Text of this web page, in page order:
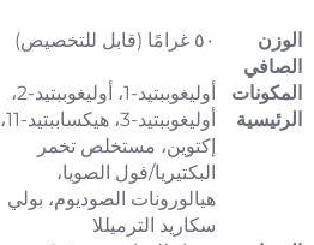
الوزن
الصافي
٥٠ غرامًا (قابل للتخصيص)
المكونات
الرئيسية
أوليغوببتيد-1، أوليغوببتيد-2،
أوليغوببتيد-3، هيكساببتيد-11،
إكتوين، مستخلص تخمر
البكتيريا/فول الصويا،
هيالورونات الصوديوم، بولي
سكاريد الترميللا